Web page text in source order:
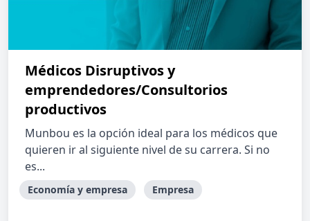
Médicos Disruptivos y
emprendedores/Consultorios
productivos
Munbou es la opción ideal para los médicos que
quieren ir al siguiente nivel de su carrera. Si no
es...
Economía y empresa Empresa